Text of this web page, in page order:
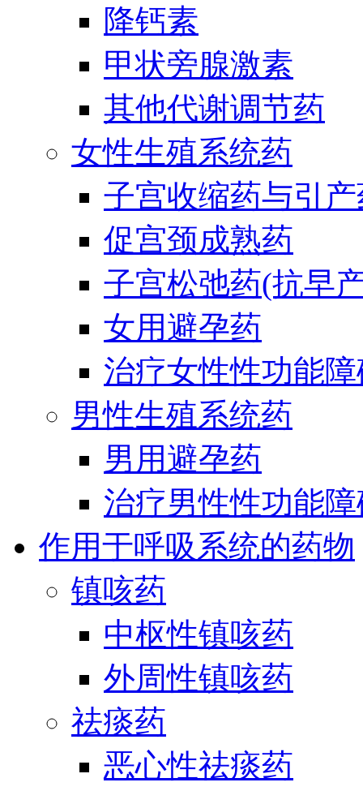
降钙素
甲状旁腺激素
其他代谢调节药
女性生殖系统药
子宫收缩药与引
促宫颈成熟药
子宫松弛药(抗早
女用避孕药
治疗女性性功能
男性生殖系统药
男用避孕药
治疗男性性功能
作用于呼吸系统的药物
镇咳药
中枢性镇咳药
外周性镇咳药
祛痰药
恶心性祛痰药